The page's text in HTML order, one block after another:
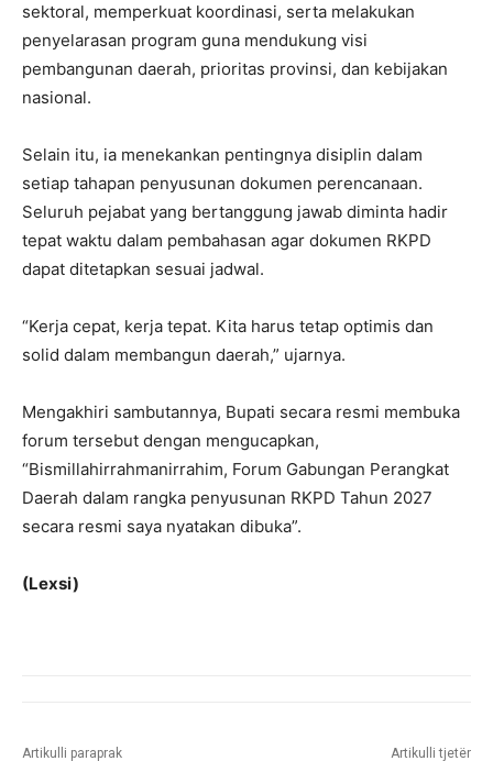
sektoral, memperkuat koordinasi, serta melakukan
penyelarasan program guna mendukung visi
pembangunan daerah, prioritas provinsi, dan kebijakan
nasional.
Selain itu, ia menekankan pentingnya disiplin dalam
setiap tahapan penyusunan dokumen perencanaan.
Seluruh pejabat yang bertanggung jawab diminta hadir
tepat waktu dalam pembahasan agar dokumen RKPD
dapat ditetapkan sesuai jadwal.
“Kerja cepat, kerja tepat. Kita harus tetap optimis dan
solid dalam membangun daerah,” ujarnya.
Mengakhiri sambutannya, Bupati secara resmi membuka
forum tersebut dengan mengucapkan,
“Bismillahirrahmanirrahim, Forum Gabungan Perangkat
Daerah dalam rangka penyusunan RKPD Tahun 2027
secara resmi saya nyatakan dibuka”.
(Lexsi)
Artikulli paraprak Artikulli tjetër